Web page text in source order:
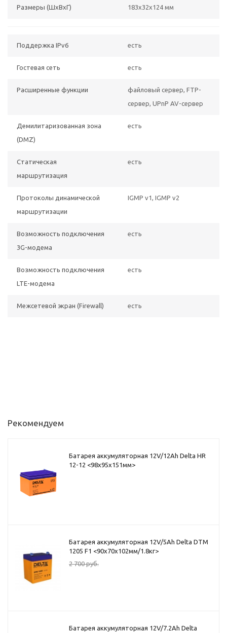
Размеры (ШхВxГ) 183x32x124 мм
Поддержка IPv6 есть
Гостевая сеть есть
Расширенные функции
файловый сервер, FTP-
сервер, UPnP AV-сервер
Демилитаризованная зона
(DMZ)
есть
Статическая
маршрутизация
есть
Протоколы динамической
маршрутизации
IGMP v1, IGMP v2
Возможность подключения
3G-модема
есть
Возможность подключения
LTE-модема
есть
Межсетевой экран (Firewall) есть
Рекомендуем
Батарея аккумуляторная 12V/12Ah Delta HR
12-12 <98x95x151мм>
Батарея аккумуляторная 12V/5Ah Delta DTM
1205 F1 <90x70x102мм/1.8кг>
2 700руб.
Батарея аккумуляторная 12V/7.2Ah Delta